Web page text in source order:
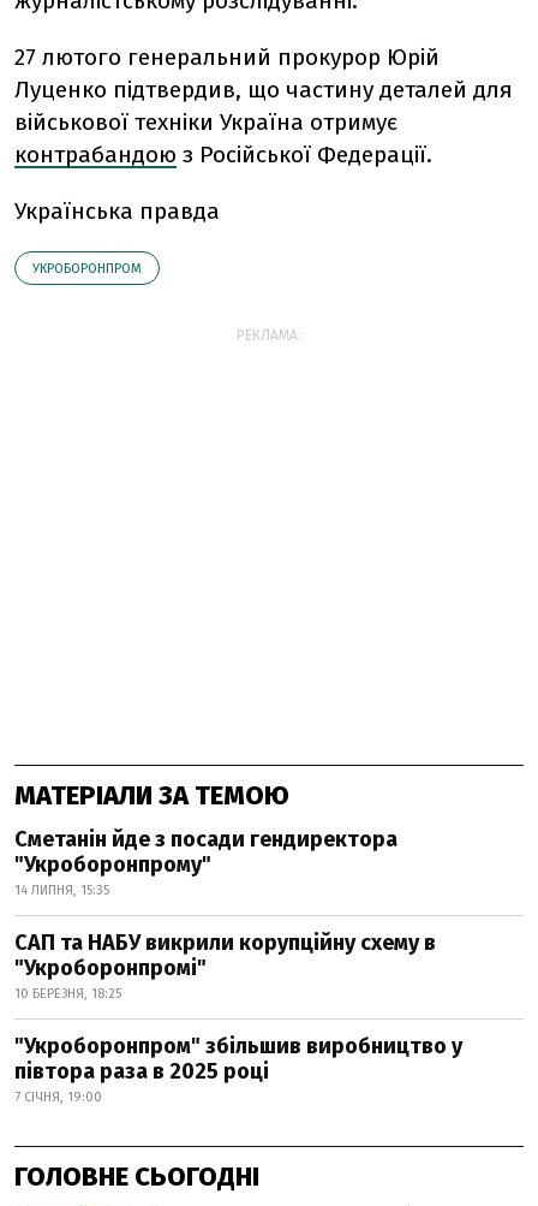
27 лютого генеральний прокурор Юрій
Луценко підтвердив, що частину деталей для
військової техніки Україна отримує
контрабандою з Російської Федерації.
Українська правда
УКРОБОРОНПРОМ
РЕКЛАМА:
МАТЕРІАЛИ ЗА ТЕМОЮ
Сметанін йде з посади гендиректора
"Укроборонпрому"
14 ЛИПНЯ, 15:35
САП та НАБУ викрили корупційну схему в
"Укроборонпромі"
10 БЕРЕЗНЯ, 18:25
"Укроборонпром" збільшив виробництво у
півтора раза в 2025 році
7 СІЧНЯ, 19:00
ГОЛОВНЕ СЬОГОДНІ